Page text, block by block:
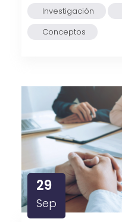
Investigación
Conceptos
29
Sep